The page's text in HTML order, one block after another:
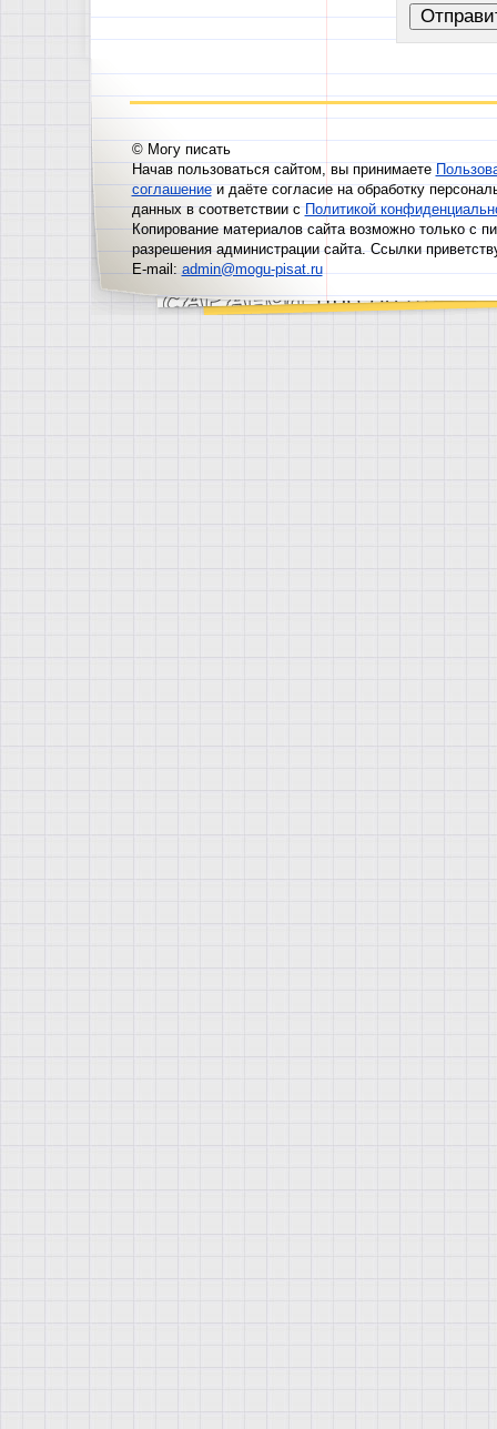
© Могу писать
Начав пользоваться сайтом, вы принимаете
соглашениеи даёте согласие на обработку
данных в соответствии сПолитикой
Копирование материалов сайта возможно только с
разрешения администрации сайта. Ссылки
E-mail:admin@mogu-pisat.ru